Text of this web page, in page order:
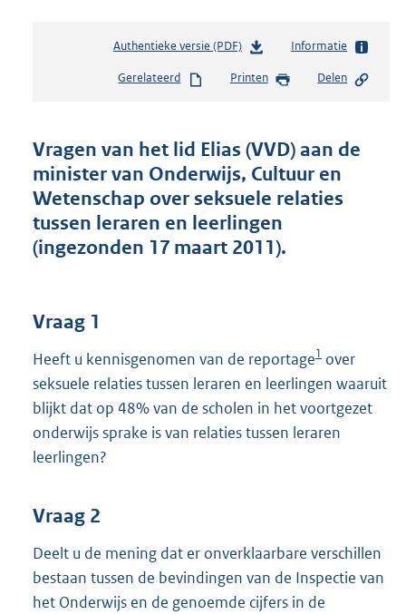
Authentieke versie (PDF)b
s
n
d
s
g
r
o
7
K
b
Informatie
Gerelateerd Printen Delen
Vragen van het lid Elias (VVD) aan de
minister van Onderwijs, Cultuur en
Wetenschap over seksuele relaties
tussen leraren en leerlingen
(ingezonden 17 maart 2011).
Vraag 1
Heeft u kennisgenomen van de reportage1 over
seksuele relaties tussen leraren en leerlingen waaruit
blijkt dat op 48% van de scholen in het voortgezet
onderwijs sprake is van relaties tussen leraren
leerlingen?
Vraag 2
Deelt u de mening dat er onverklaarbare verschillen
bestaan tussen de bevindingen van de Inspectie van
het Onderwijs en de genoemde cijfers in de